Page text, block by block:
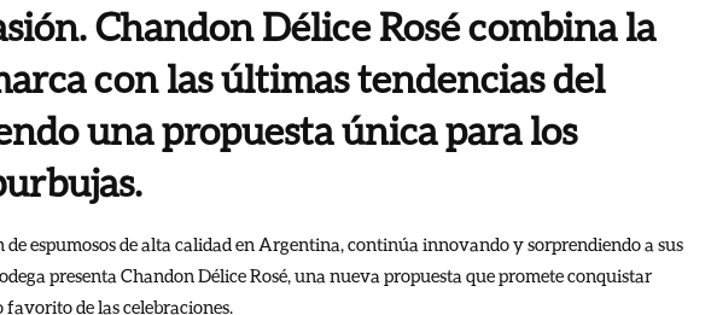
Chandon Délice Rosé combina la
con las últimas tendencias del
una propuesta única para los
espumosos de alta calidad en Argentina, continúa innovando y sorprendiendo a sus
presenta Chandon Délice Rosé, una nueva propuesta que promete conquistar
de las celebraciones.